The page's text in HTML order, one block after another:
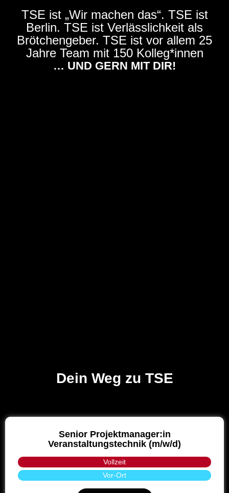
TSE ist „Wir machen das“. TSE ist
Berlin. TSE ist Verlässlichkeit als
Brötchengeber. TSE ist vor allem 25
Jahre Team mit 150 Kolleg*innen
… UND GERN MIT DIR!
Dein Weg zu TSE
Senior Projektmanager:in
Veranstaltungstechnik (m/w/d)
Vollzeit
Vor-Ort